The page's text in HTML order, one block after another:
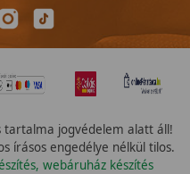
tartalma jogvédelem alatt áll!
írásos engedélye nélkül tilos.
webáruház készítés